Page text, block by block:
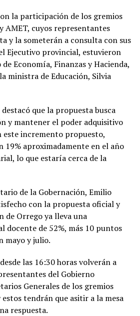
la participación de los gremios
AMET, cuyos representantes
y la someterán a consulta con sus
Ejecutivo provincial, estuvieron
Economía, Finanzas y Hacienda,
ministra de Educación, Silvia
que la propuesta busca
y mantener el poder adquisitivo
este incremento propuesto,
19% aproximadamente en el año
lo que estaría cerca de la
de la Gobernación, Emilio
con la propuesta oficial y
de Orrego ya lleva una
docente de 52%, más 10 puntos
mayo y julio.
las 16:30 horas volverán a
del Gobierno
Generales de los gremios
estos tendrán que asitir a la mesa
respuesta.